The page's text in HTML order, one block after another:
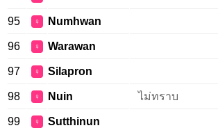
95 ♀ Numhwan
96 ♀ Warawan
97 ♀ Silapron
98 ♀ Nuin ไม่ทราบ
99 ♀ Sutthinun